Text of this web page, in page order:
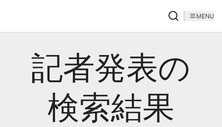
MENU
記者発表の
検索結果